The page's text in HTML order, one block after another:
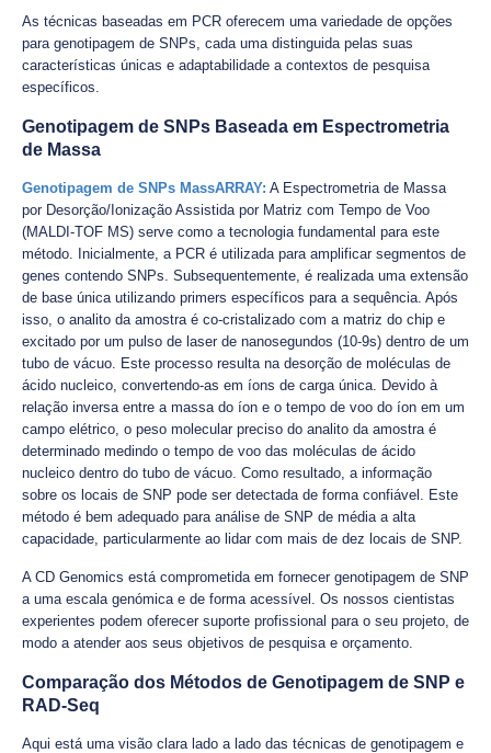
As técnicas baseadas em PCR oferecem uma variedade de opções
para genotipagem de SNPs, cada uma distinguida pelas suas
características únicas e adaptabilidade a contextos de pesquisa
específicos.
Genotipagem de SNPs Baseada em Espectrometria
de Massa
Genotipagem de SNPs MassARRAY: A Espectrometria de Massa
por Desorção/Ionização Assistida por Matriz com Tempo de Voo
(MALDI-TOF MS) serve como a tecnologia fundamental para este
método. Inicialmente, a PCR é utilizada para amplificar segmentos de
genes contendo SNPs. Subsequentemente, é realizada uma extensão
de base única utilizando primers específicos para a sequência. Após
isso, o analito da amostra é co-cristalizado com a matriz do chip e
excitado por um pulso de laser de nanosegundos (10-9s) dentro de um
tubo de vácuo. Este processo resulta na desorção de moléculas de
ácido nucleico, convertendo-as em íons de carga única. Devido à
relação inversa entre a massa do íon e o tempo de voo do íon em um
campo elétrico, o peso molecular preciso do analito da amostra é
determinado medindo o tempo de voo das moléculas de ácido
nucleico dentro do tubo de vácuo. Como resultado, a informação
sobre os locais de SNP pode ser detectada de forma confiável. Este
método é bem adequado para análise de SNP de média a alta
capacidade, particularmente ao lidar com mais de dez locais de SNP.
A CD Genomics está comprometida em fornecer genotipagem de SNP
a uma escala genómica e de forma acessível. Os nossos cientistas
experientes podem oferecer suporte profissional para o seu projeto, de
modo a atender aos seus objetivos de pesquisa e orçamento.
Comparação dos Métodos de Genotipagem de SNP e
RAD-Seq
Aqui está uma visão clara lado a lado das técnicas de genotipagem e